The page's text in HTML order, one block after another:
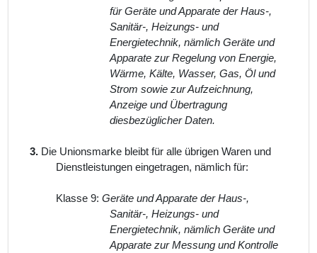
für Geräte und Apparate der Haus-,
Sanitär-, Heizungs- und
Energietechnik, nämlich Geräte und
Apparate zur Regelung von Energie,
Wärme, Kälte, Wasser, Gas, Öl und
Strom sowie zur Aufzeichnung,
Anzeige und Übertragung
diesbezüglicher Daten.
3. Die Unionsmarke bleibt für alle übrigen Waren und
Dienstleistungen eingetragen, nämlich für:
Klasse 9:Geräte und Apparate der Haus-,
Sanitär-, Heizungs- und
Energietechnik, nämlich Geräte und
Apparate zur Messung und Kontrolle